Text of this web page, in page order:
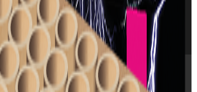
✨Tilbehør